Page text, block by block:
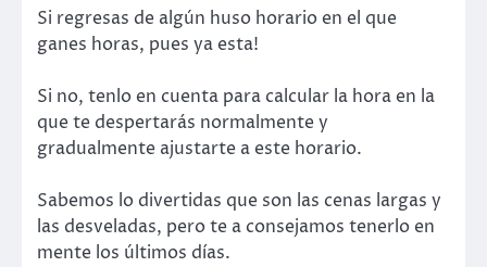
Si regresas de algún huso horario en el que
ganes horas, pues ya esta!
Si no, tenlo en cuenta para calcular la hora en la
que te despertarás normalmente y
gradualmente ajustarte a este horario.
Sabemos lo divertidas que son las cenas largas y
las desveladas, pero te a consejamos tenerlo en
mente los últimos días.